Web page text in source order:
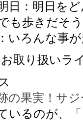
日：明日を
も歩きだそ
いろんな事
取り扱いラ
の果実！サ
いるのが、